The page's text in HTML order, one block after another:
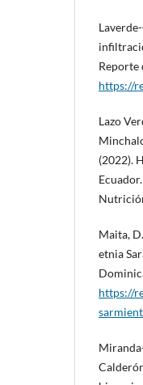
Reporte
https://
Lazo
(2022).
Maita,
etnia
https://